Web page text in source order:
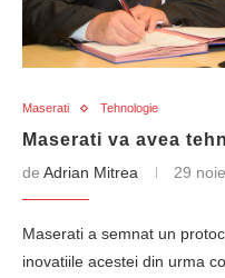
Maserati Tehnologie
Maserati va avea
de Adrian Mitrea 29
Maserati a semnat un
inovatiile acestei din urma